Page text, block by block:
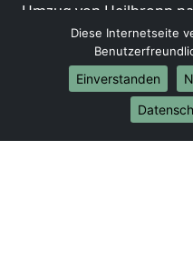
Umzug von Heilbronn
Umzug von Heilbronn
Umzug von Heilbronn
Umzug von Heilbronn
Internationale-
Umzug von Heilbronn
Diese Internetseite
Einverstanden